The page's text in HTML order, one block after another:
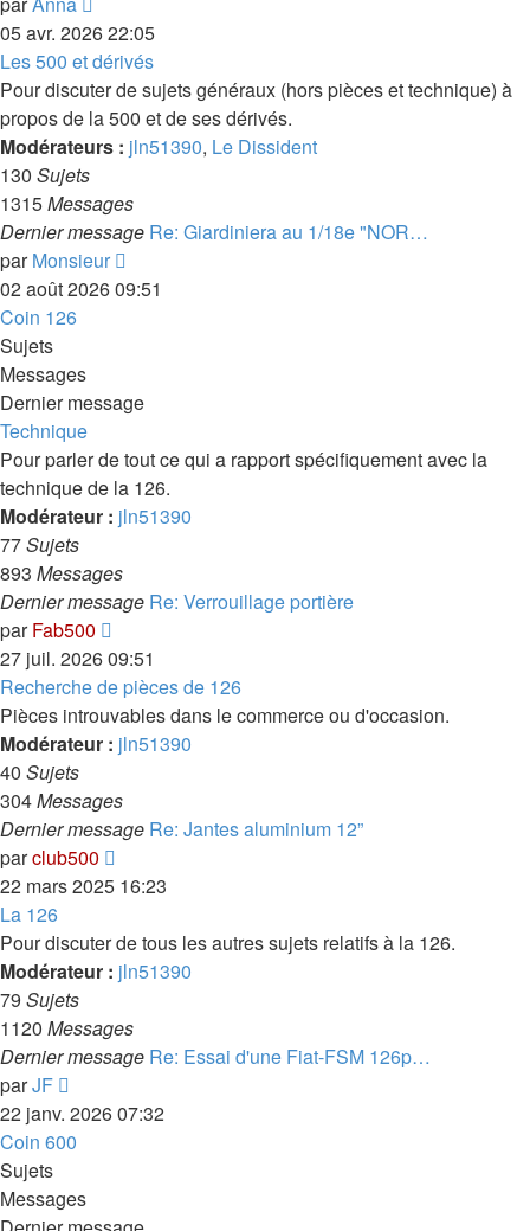
le
dernier
message
05 avr. 2026 22:05
Les 500 et dérivés
Pour discuter de sujets généraux (hors pièces et technique) à
propos de la 500 et de ses dérivés.
Modérateurs : jln51390, Le Dissident
130 Sujets
1315Messages
Dernier message Re: Giardiniera au 1/18e "NOR…
parMonsieur
le
02 août 2026 09:51
Coin 126
Sujets
Messages
Dernier message
Technique
Pour parler de tout ce qui a rapport spécifiquement avec la
technique de la 126.
Modérateur : jln51390
77Sujets
893 Messages
Dernier message Re: Verrouillage portière
parFab500
le
dernier
message
27 juil. 2026 09:51
Recherche de pièces de 126
Pièces introuvables dans le commerce ou d'occasion.
Modérateur : jln51390
40 Sujets
304Messages
Dernier message Re: Jantes aluminium 12”
parclub500
le
message
22 mars 2025 16:23
La 126
Pour discuter de tous les autres sujets relatifs à la 126.
Modérateur : jln51390
79 Sujets
1120 Messages
Dernier message Re: Essai d'une Fiat-FSM 126p…
parJF
le
dernier
22 janv. 2026 07:32
Coin 600
Sujets
Messages